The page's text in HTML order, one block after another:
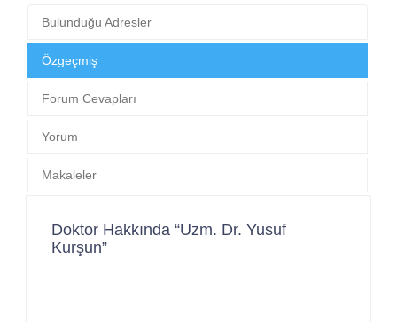
Bulunduğu Adresler
Özgeçmiş
Forum Cevapları
Yorum
Makaleler
Doktor Hakkında “Uzm. Dr. Yusuf
Kurşun”